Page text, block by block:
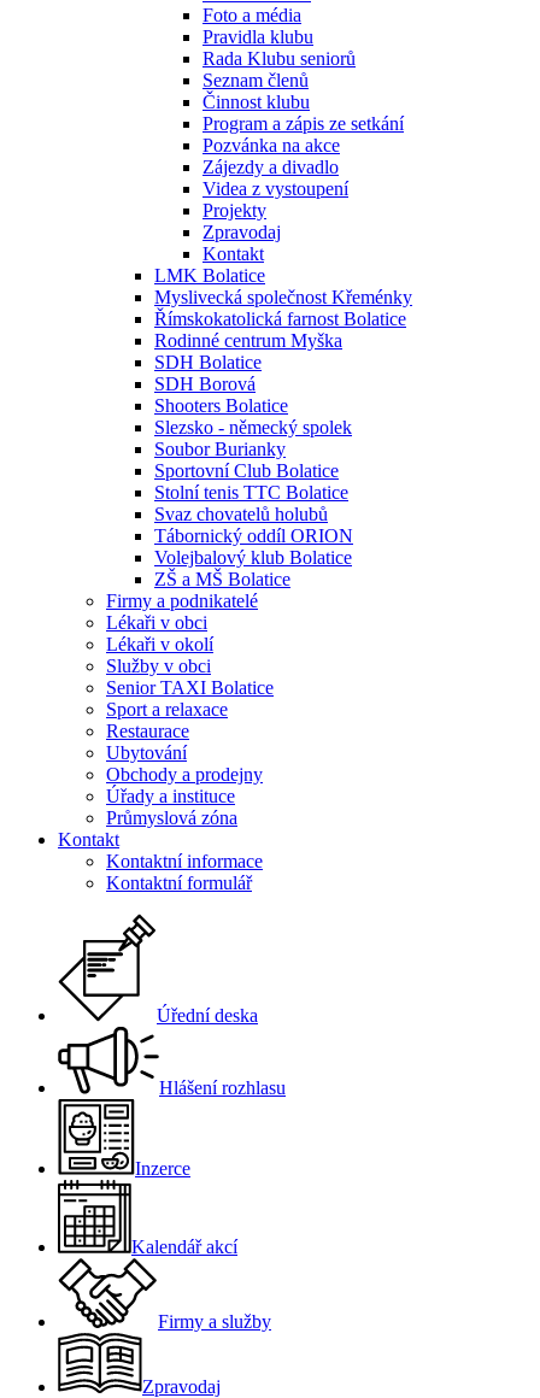
Foto a média
Pravidla klubu
Rada Klubu seniorů
Seznam členů
Činnost klubu
Program a zápis ze setkání
Pozvánka na akce
Zájezdy a divadlo
Videa z vystoupení
Projekty
Zpravodaj
Kontakt
LMK Bolatice
Myslivecká společnost Křeménky
Římskokatolická farnost Bolatice
Rodinné centrum Myška
SDH Bolatice
SDH Borová
Shooters Bolatice
Slezsko - německý spolek
Soubor Burianky
Sportovní Club Bolatice
Stolní tenis TTC Bolatice
Svaz chovatelů holubů
Tábornický oddíl ORION
Volejbalový klub Bolatice
ZŠ a MŠ Bolatice
Firmy a podnikatelé
Lékaři v obci
Lékaři v okolí
Služby v obci
Senior TAXI Bolatice
Sport a relaxace
Restaurace
Ubytování
Obchody a prodejny
Úřady a instituce
Průmyslová zóna
Kontakt
Kontaktní informace
Kontaktní formulář
Úřední deska
Hlášení rozhlasu
Inzerce
Kalendář akcí
Firmy a služby
Zpravodaj